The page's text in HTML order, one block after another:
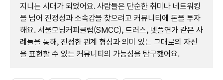
지니는 시대가 되었어요. 사람들은 단순한 취미나 네트워킹
을 넘어 진정성과 소속감을 찾으려고 커뮤니티에 돈을 투자
해요. 서울모닝커피클럽(SMCC), 트러스, 넷플연가 같은 사
례들을 통해, 진정한 관계 형성과 의미 있는 그대로의 자신
을 표현할 수 있는 커뮤니티의 가능성을 탐구했어요.